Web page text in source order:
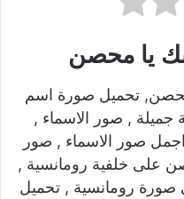
يا محصن
تحميل صورة اسم
, صور الاسماء ,
صور الاسماء , صور
خلفية رومانسية ,
رومانسية , تحميل